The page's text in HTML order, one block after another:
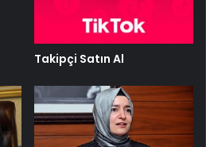
Takipçi Satın Al